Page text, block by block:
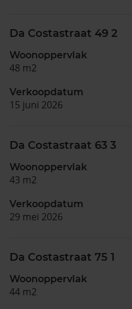
Da Costastraat 49 2
Woonoppervlak
48 m2
Verkoopdatum
15 juni 2026
Da Costastraat 63 3
Woonoppervlak
43 m2
Verkoopdatum
29 mei 2026
Da Costastraat 75 1
Woonoppervlak
44 m2